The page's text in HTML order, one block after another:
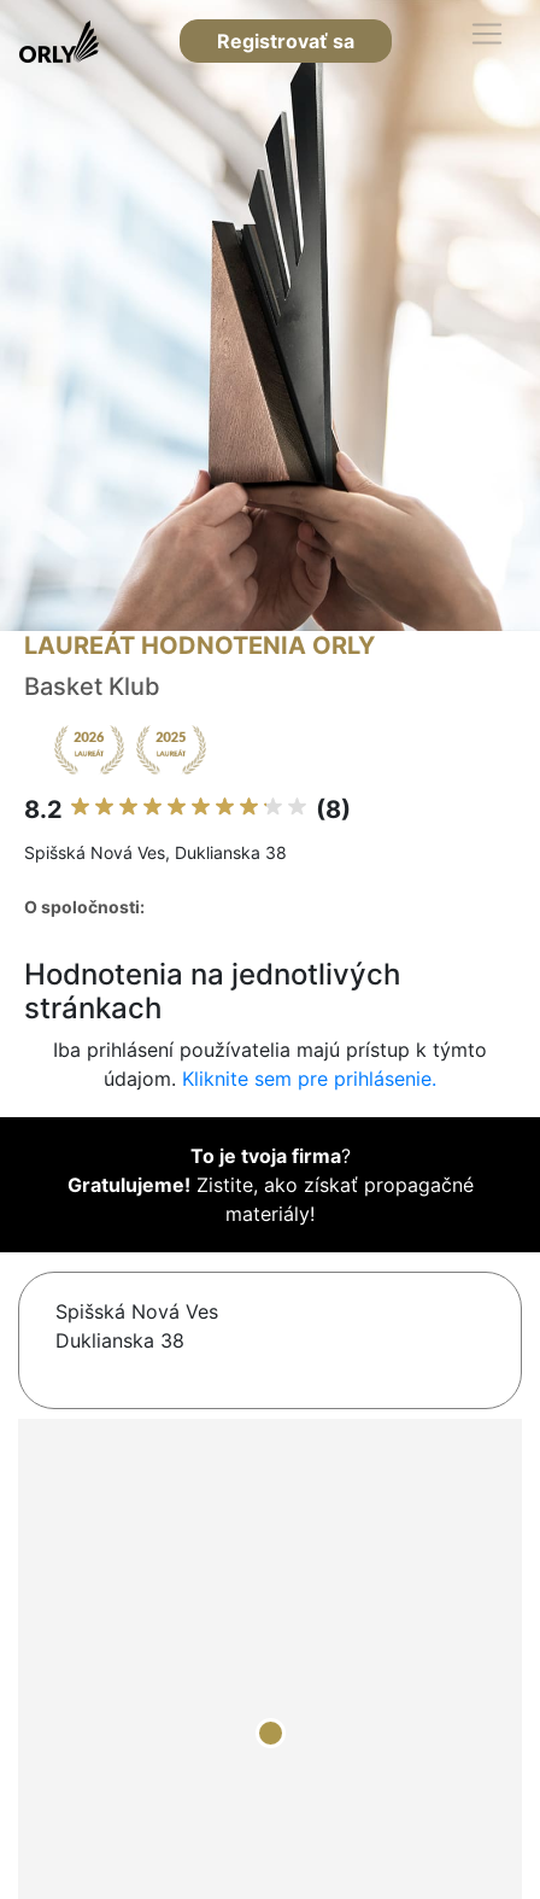
Registrovať sa
LAUREÁT HODNOTENIA ORLY
Basket Klub
8.2 (8)
Spišská Nová Ves, Duklianska 38
O spoločnosti:
Hodnotenia na jednotlivých
stránkach
Iba prihlásení používatelia majú prístup k týmto
údajom. Kliknite sem pre prihlásenie.
To je tvoja firma?
Gratulujeme! Zistite, ako získať propagačné
materiály!
Spišská Nová Ves
Duklianska 38